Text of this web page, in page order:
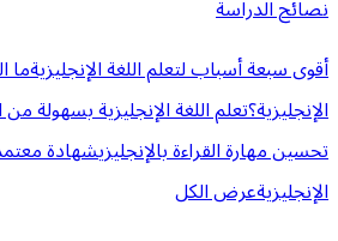
نصائح الدراسة
أقوى سبعة أسباب لتعلم اللغة الإنجليزيةما
الإنجليزية؟تعلم اللغة الإنجليزية بسهولة من
تحسين مهارة القراءة بالإنجليزيشهادة
الإنجليزيةعرض الكل